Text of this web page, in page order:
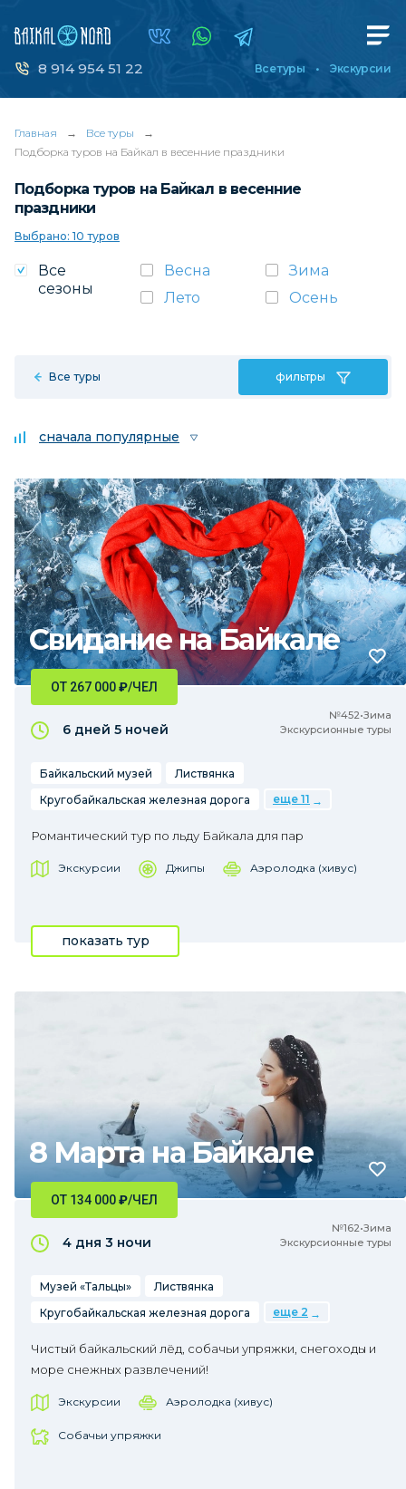
8 914 954 51 22 Все туры Экскурсии
Главная → Все туры
→
Подборка туров на Байкал в весенние праздники
Подборка туров на Байкал в весенние
праздники
Выбрано: 10 туров
Все
сезоны
Весна
Зима
Лето
Осень
Все туры фильтры
сначала популярные
Свидание на Байкале
№452•Зима
Экскурсионные туры
ОТ 267 000₽/ЧЕЛ
6 дней 5 ночей
Байкальский музей
Листвянка
Кругобайкальская железная дорога
еще 11
Романтический тур по льду Байкала для пар
Экскурсии Джипы Аэролодка (хивус)
показать тур
8 Марта на Байкале
№162•Зима
Экскурсионные туры
ОТ 134 000₽/ЧЕЛ
4 дня 3 ночи
Музей «Тальцы»
Листвянка
Кругобайкальская железная дорога
еще 2
Чистый байкальский лёд, собачьи упряжки, снегоходы и
море снежных развлечений!
Экскурсии Аэролодка (хивус)
Собачьи упряжки